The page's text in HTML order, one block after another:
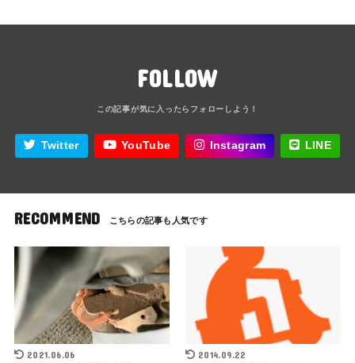
FOLLOW
Twitter YouTube Instagram LINE
RECOMMEND
2021.06.06 2014.09.22